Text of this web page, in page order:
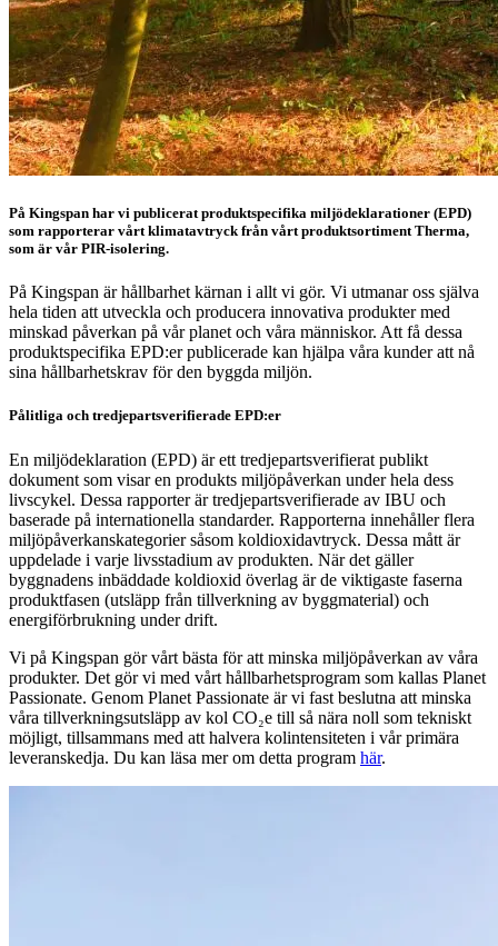
På Kingspan har vi publicerat produktspecifika miljödeklarationer (EPD)
som rapporterar vårt klimatavtryck från vårt produktsortiment Therma,
som är vår PIR-isolering.
På Kingspan är hållbarhet kärnan i allt vi gör. Vi utmanar oss själva
hela tiden att utveckla och producera innovativa produkter med
minskad påverkan på vår planet och våra människor. Att få dessa
produktspecifika EPD:er publicerade kan hjälpa våra kunder att nå
sina hållbarhetskrav för den byggda miljön.
Pålitliga och tredjepartsverifierade EPD:er
En miljödeklaration (EPD) är ett tredjepartsverifierat publikt
dokument som visar en produkts miljöpåverkan under hela dess
livscykel. Dessa rapporter är tredjepartsverifierade av IBU och
baserade på internationella standarder. Rapporterna innehåller flera
miljöpåverkanskategorier såsom koldioxidavtryck. Dessa mått är
uppdelade i varje livsstadium av produkten. När det gäller
byggnadens inbäddade koldioxid överlag är de viktigaste faserna
produktfasen (utsläpp från tillverkning av byggmaterial) och
energiförbrukning under drift.
Vi på Kingspan gör vårt bästa för att minska miljöpåverkan av våra
produkter. Det gör vi med vårt hållbarhetsprogram som kallas Planet
Passionate. Genom Planet Passionate är vi fast beslutna att minska
våra tillverkningsutsläpp av kol CO₂e till så nära noll som tekniskt
möjligt, tillsammans med att halvera kolintensiteten i vår primära
leveranskedja. Du kan läsa mer om detta program här.